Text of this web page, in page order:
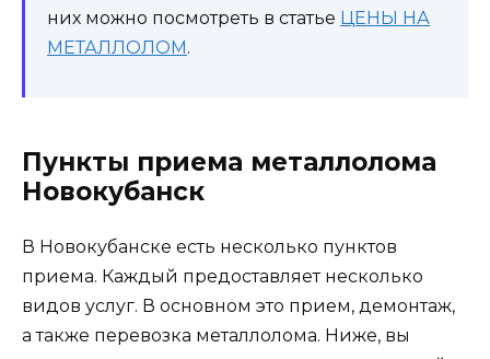
них можно посмотреть в статье ЦЕНЫ НА
МЕТАЛЛОЛОМ.
Пункты приема металлолома
Новокубанск
В Новокубанске есть несколько пунктов
приема. Каждый предоставляет несколько
видов услуг. В основном это прием, демонтаж,
а также перевозка металлолома. Ниже, вы